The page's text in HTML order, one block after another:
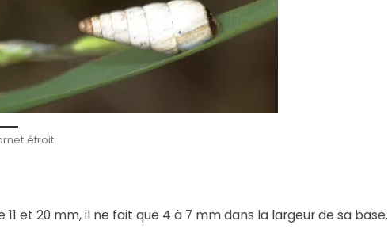
étroit
et 20 mm, il ne fait que 4 à 7 mm dans la largeur de sa base.